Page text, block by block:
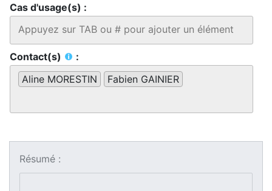
Cas d'usage(s) :
Contact(s)
:
Aline MORESTIN
Fabien GAINIER
Résumé :